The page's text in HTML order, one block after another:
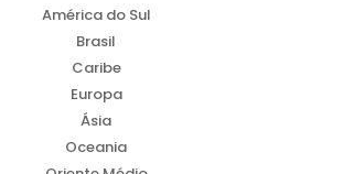
América do Sul
Brasil
Caribe
Europa
Ásia
Oceania